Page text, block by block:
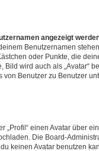
angezeigt
Benutzernamen
oder Punkte, die
wird auch als „Avatar“
Benutzer zu Benutzer
„Profil“ einen Avatar über
Die Board-
keinen Avatar benutzen